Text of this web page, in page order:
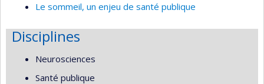
Le sommeil, un enjeu de santé publique
Disciplines
Neurosciences
Santé publique